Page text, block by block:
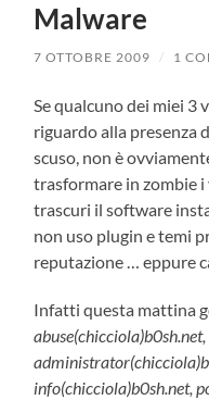
Malware
7 OTTOBRE 2009 / 1
Se qualcuno dei miei
riguardo alla presenza
scuso, non è
trasformare in zombie i
trascuri il software
non uso plugin e temi
reputazione … eppure
Infatti questa mattina
info(chicciola)b0sh.net,